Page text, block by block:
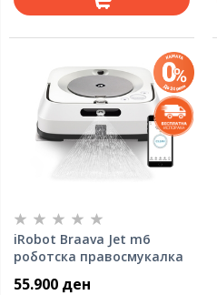
iRobot Braava Jet m6
роботска правосмукалка
55.900 ден